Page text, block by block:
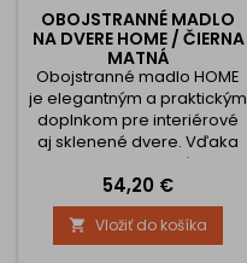
OBOJSTRANNÉ MADLO
NA DVERE HOME / ČIERNA
MATNÁ
Obojstranné madlo HOME
je elegantným a praktickým
doplnkom pre interiérové
aj sklenené dvere. Vďaka
svojmu modernému
dizajnu a kvalitnému
spracovaniu sa skvele hodí
do domácností, kancelárií
či komerčných priestorov.
Cena
54,20 €
 Vložiť do košíka